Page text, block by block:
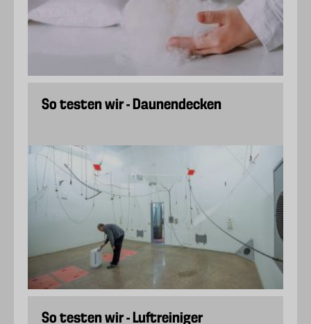
So testen wir - Daunendecken
So testen wir - Luftreiniger